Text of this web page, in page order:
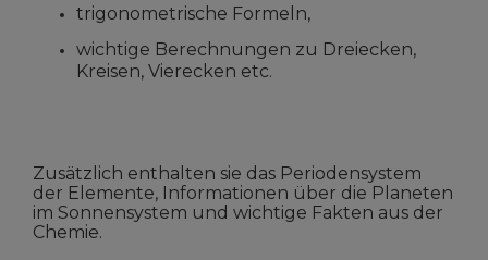
trigonometrische Formeln,
wichtige Berechnungen zu Dreiecken,
Kreisen, Vierecken etc.
Zusätzlich enthalten sie das Periodensystem
der Elemente, Informationen über die Planeten
im Sonnensystem und wichtige Fakten aus der
Chemie.